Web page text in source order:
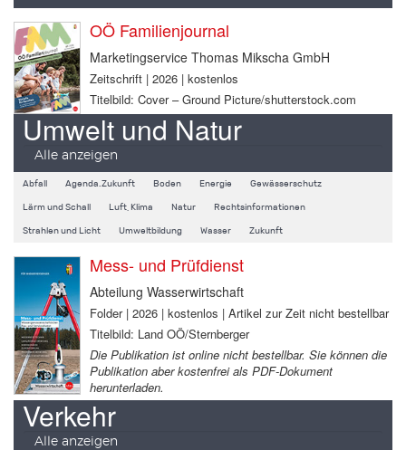
OÖ Familienjournal
Marketingservice Thomas Mikscha GmbH
Zeitschrift | 2026 | kostenlos
Titelbild: Cover – Ground Picture/shutterstock.com
Umwelt und Natur
Alle anzeigen
Abfall Agenda.Zukunft Boden Energie Gewässerschutz
Lärm und Schall Luft, Klima Natur Rechtsinformationen
Strahlen und Licht Umweltbildung Wasser Zukunft
Mess- und Prüfdienst
Abteilung Wasserwirtschaft
Folder | 2026 | kostenlos | Artikel zur Zeit nicht bestellbar
Titelbild: Land OÖ/Sternberger
Die Publikation ist online nicht bestellbar. Sie können die
Publikation aber kostenfrei als PDF-Dokument
herunterladen.
Verkehr
Alle anzeigen